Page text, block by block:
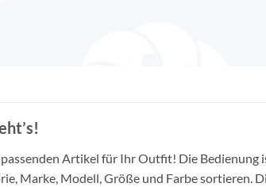
Artikel für Ihr Outfit! Die
Marke, Modell, Größe und Farbe sortieren.